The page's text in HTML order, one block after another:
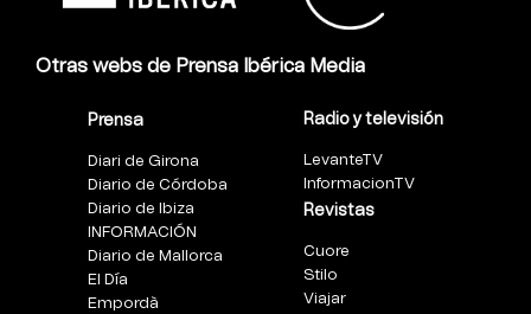
Otras webs de Prensa Ibérica Media
Prensa
Diari de Girona
Diario de Córdoba
Diario de Ibiza
INFORMACIÓN
Diario de Mallorca
El Día
Empordà
Radio y televisión
LevanteTV
InformacionTV
Revistas
Cuore
Stilo
Viajar